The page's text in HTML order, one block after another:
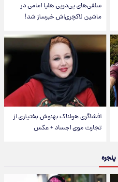
سلفی‌های پی‌درپی هلیا امامی در
ماشین لاکچری‌اش خبرساز شد!
افشاگری هولناک بهنوش بختیاری از
تجارت موی اجساد + عکس
پنجره